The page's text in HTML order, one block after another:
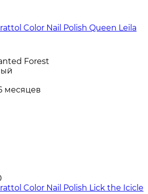
Color Nail Polish Queen Leila
Forest
месяцев
Color Nail Polish Lick the Icicle